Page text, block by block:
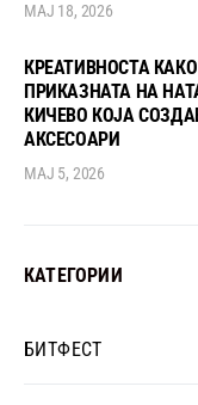
МАЈ 18, 2026
КРЕАТИВНОСТА
ПРИКАЗНАТА НА
КИЧЕВО КОЈА
АКСЕСОАРИ
МАЈ 5, 2026
КАТЕГОРИИ
БИТФЕСТ